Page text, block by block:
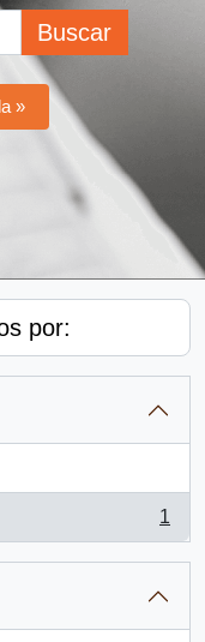
Buscar
»
por:
1